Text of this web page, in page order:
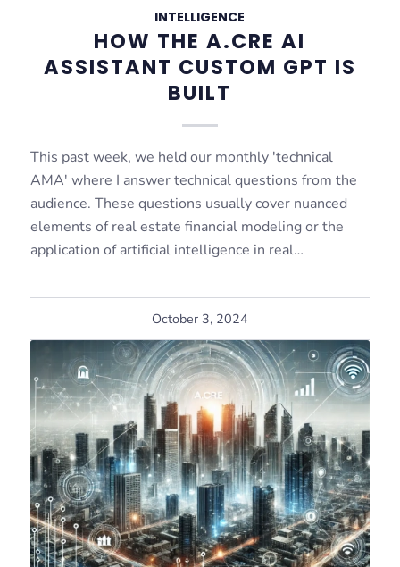
INTELLIGENCE
HOW THE A.CRE AI
ASSISTANT CUSTOM GPT IS
BUILT
This past week, we held our monthly 'technical
AMA' where I answer technical questions from the
audience. These questions usually cover nuanced
elements of real estate financial modeling or the
application of artificial intelligence in real…
October 3, 2024